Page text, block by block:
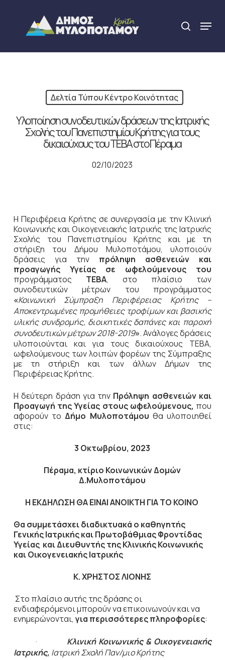
content
search
Menu
Δελτία Τύπου Κέντρο Κοινότητας
Υλοποίηση συνοδευτικών δράσεων της Ιατρικής
Σχολής του Πανεπιστημίου Κρήτης για τους
δικαιούχους του ΤΕΒΑ στο Πέραμα
02/10/2023
Η Περιφέρεια Κρήτης σε συνεργασία με την Κλινική
Κοινωνικής και Οικογενειακής Ιατρικής της Ιατρικής
Σχολής του Πανεπιστημίου Κρήτης και με τη
στήριξη του Δήμου Μυλοποτάμου, υλοποιούν
δράσεις για την πρόληψη ασθενειών και
προαγωγής Υγείας σε ωφελούμενους του
προγράμματος ΤΕΒΑ, στο πλαίσιο των
συνοδευτικών μέτρων του προγράμματος
«Κοινωνική Σύμπραξη Περιφέρειας Κρήτης –
Αποκεντρωμένες προμήθειες τροφίμων και βασικής
υλικής συνδρομής, διοικητικές δαπάνες και παροχή
συνοδευτικών μέτρων 2018-2019». Ανάλογες δράσεις
υλοποιούνται και για τους δικαιούχους ΤΕΒΑ,
ωφελούμενους των λοιπών φορέων της Σύμπραξης
με τη στήριξη και των άλλων Δήμων της
Περιφέρειας Κρήτης.
Η δεύτερη δράση για την Πρόληψη ασθενειών και
Προαγωγή της Υγείας στους ωφελούμενους, που
αφορούν τοΔήμο Μυλοποτάμου θα υλοποιηθεί
στις:
3 Οκτωβρίου, 2023
Πέραμα, κτίριο Κοινωνικών Δομών
Δ.Μυλοποτάμου
Η ΕΚΔΗΛΩΣΗ ΘΑ ΕΙΝΑΙ ΑΝΟΙΚΤΗ ΓΙΑ ΤΟ ΚΟΙΝΟ
Θα συμμετάσχει διαδικτυακά ο καθηγητής
Γενικής Ιατρικής και Πρωτοβάθμιας Φροντίδας
Υγείας και Διευθυντής της Κλινικής Κοινωνικής
και Οικογενειακής Ιατρικής
Κ. ΧΡΗΣΤΟΣ ΛΙΟΝΗΣ
Στο πλαίσιο αυτής της δράσηςοι
ενδιαφερόμενοι μπορούν να επικοινωνούν και να
ενημερώνονται, για περισσότερες πληροφορίες:
· Κλινική Κοινωνικής & Οικογενειακής
Ιατρικής, Ιατρική Σχολή Παν/μιο Κρήτης
Close